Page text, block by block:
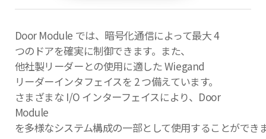
Door Module では、暗号化通信によって最大 4
つのドアを確実に制御できます。また、
他社製リーダーとの使用に適した Wiegand
リーダーインタフェイスを 2 つ備えています。
さまざまな I/O インターフェイスにより、Door
Module
を多様なシステム構成の一部として使用することができ